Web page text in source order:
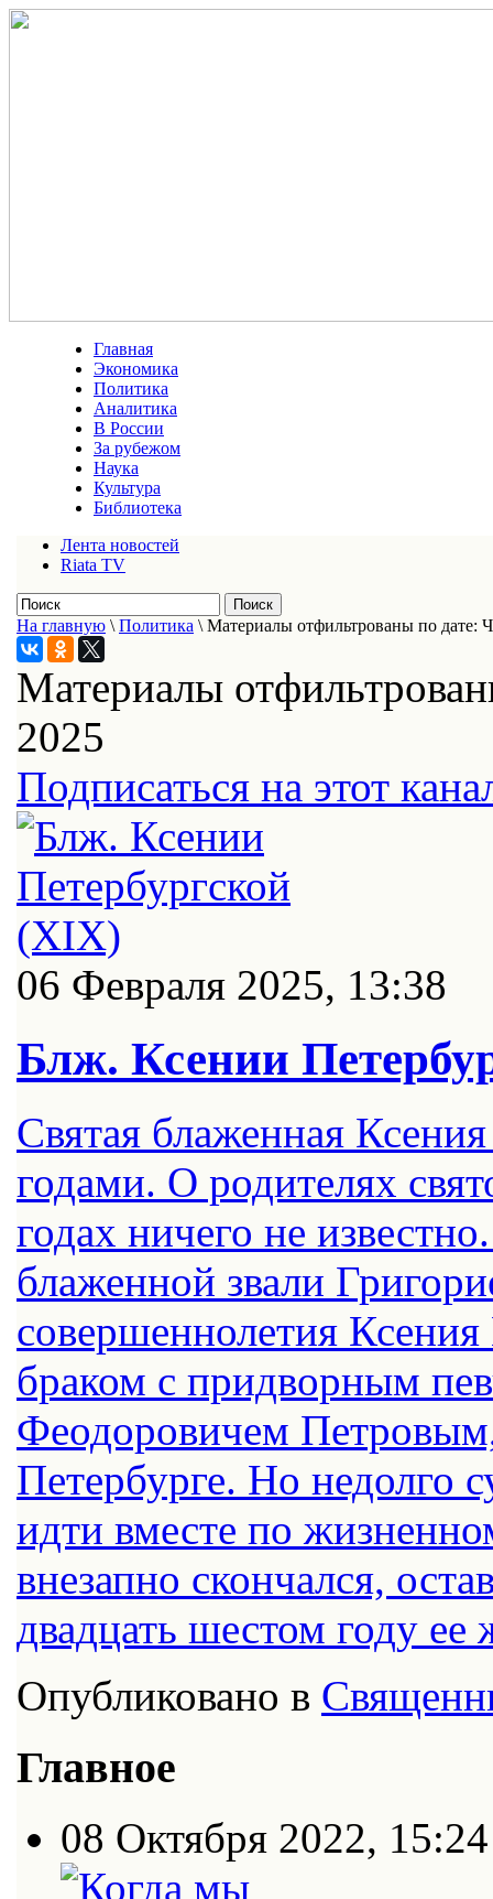
Главная
Экономика
Политика
Аналитика
В России
За рубежом
Наука
Культура
Библиотека
Лента новостей
Riata TV
На главную \ Политика \ Материалы отфильтрованы по дате:
Материалы
2025
Подписаться на этот
06 Февраля 2025, 13:38
Блж. Ксении
Святая блаженная
годами. О родителях
годах ничего не
блаженной звали
совершеннолетия Ксения
браком с придворным
Феодоровичем
Петербурге. Но недолго
идти вместе по
внезапно скончался,
двадцать шестом году ее
Опубликовано в
Главное
08 Октября 2022, 15:24